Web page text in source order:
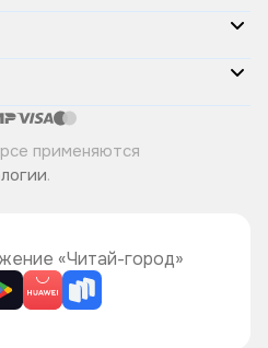
применяются
.
«Читай-город»